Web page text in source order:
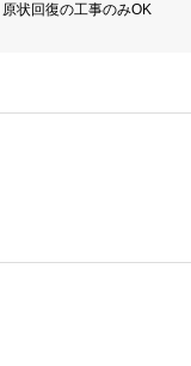
原状回復の工事のみOK